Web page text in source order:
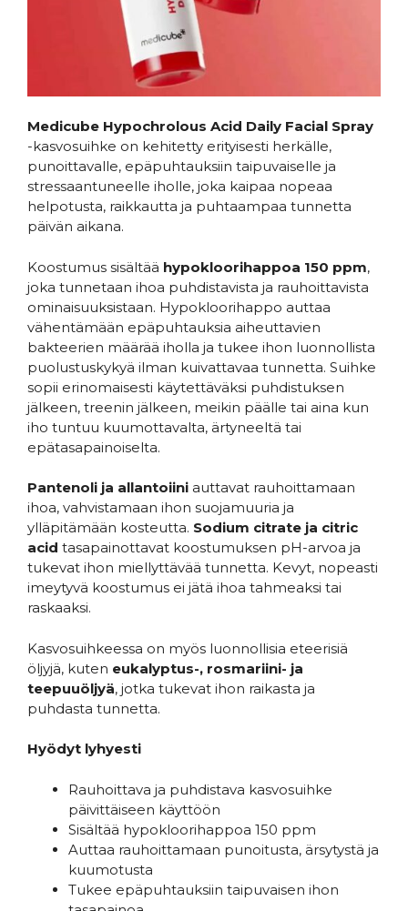
Medicube Hypochrolous Acid Daily Facial Spray
-kasvosuihke on kehitetty erityisesti herkälle,
punoittavalle, epäpuhtauksiin taipuvaiselle ja
stressaantuneelle iholle, joka kaipaa nopeaa
helpotusta, raikkautta ja puhtaampaa tunnetta
päivän aikana.
Koostumus sisältää hypokloorihappoa 150 ppm,
joka tunnetaan ihoa puhdistavista ja rauhoittavista
ominaisuuksistaan. Hypokloorihappo auttaa
vähentämään epäpuhtauksia aiheuttavien
bakteerien määrää iholla ja tukee ihon luonnollista
puolustuskykyä ilman kuivattavaa tunnetta. Suihke
sopii erinomaisesti käytettäväksi puhdistuksen
jälkeen, treenin jälkeen, meikin päälle tai aina kun
iho tuntuu kuumottavalta, ärtyneeltä tai
epätasapainoiselta.
Pantenoli ja allantoiini auttavat rauhoittamaan
ihoa, vahvistamaan ihon suojamuuria ja
ylläpitämään kosteutta. Sodium citrate ja citric
acid tasapainottavat koostumuksen pH-arvoa ja
tukevat ihon miellyttävää tunnetta. Kevyt, nopeasti
imeytyvä koostumus ei jätä ihoa tahmeaksi tai
raskaaksi.
Kasvosuihkeessa on myös luonnollisia eteerisiä
öljyjä, kuten eukalyptus-, rosmariini- ja
teepuuöljyä, jotka tukevat ihon raikasta ja
puhdasta tunnetta.
Hyödyt lyhyesti
Rauhoittava ja puhdistava kasvosuihke
päivittäiseen käyttöön
Sisältää hypokloorihappoa 150 ppm
Auttaa rauhoittamaan punoitusta, ärsytystä ja
kuumotusta
Tukee epäpuhtauksiin taipuvaisen ihon